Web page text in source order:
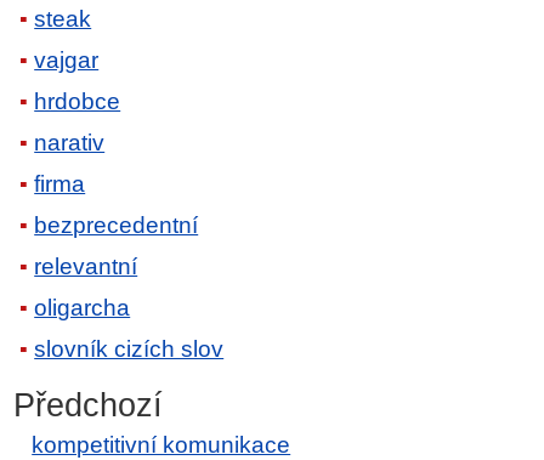
steak
vajgar
hrdobce
narativ
firma
bezprecedentní
relevantní
oligarcha
slovník cizích slov
Předchozí
kompetitivní komunikace